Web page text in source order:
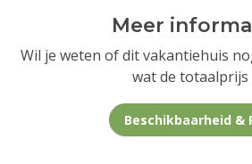
Meer
Wil je weten of dit vakantiehuis
wat de totaalprijs
Beschikbaarheid &